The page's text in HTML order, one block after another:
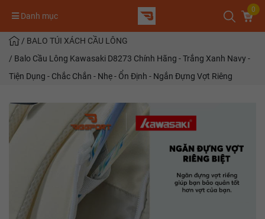
Danh mục
0
/ BALO TÚI XÁCH CẦU LÔNG
/ Balo Cầu Lông Kawasaki D8273 Chính Hãng - Trắng Xanh Navy -
Tiện Dụng - Chắc Chắn - Nhẹ - Ổn Định - Ngắn Đựng Vợt Riêng